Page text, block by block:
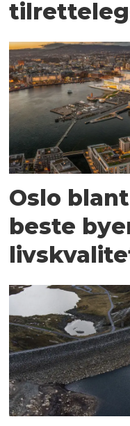
Oslo
beste